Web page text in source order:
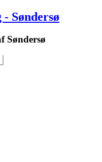
Søndersø
Søndersø